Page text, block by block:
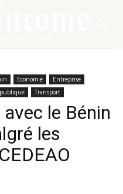
Economie
Entreprise
Transport
avec le Bénin
les